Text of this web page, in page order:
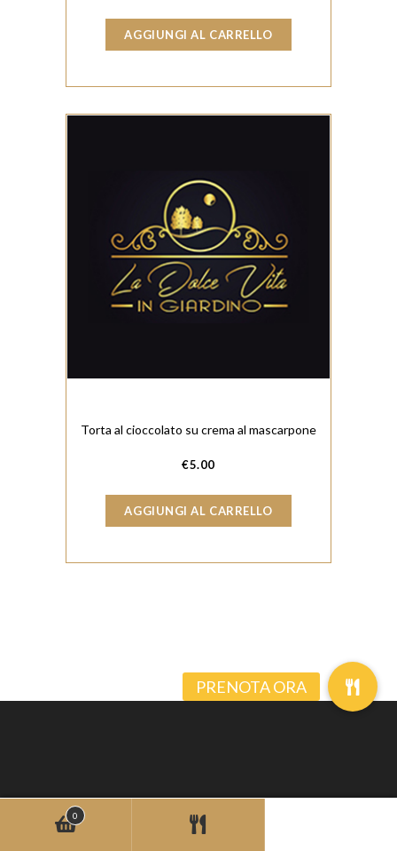
AGGIUNGI AL CARRELLO
Torta al cioccolato su crema al mascarpone
€5.00
AGGIUNGI AL CARRELLO
© Copyrights 2026 - Max Digital Innovation
0